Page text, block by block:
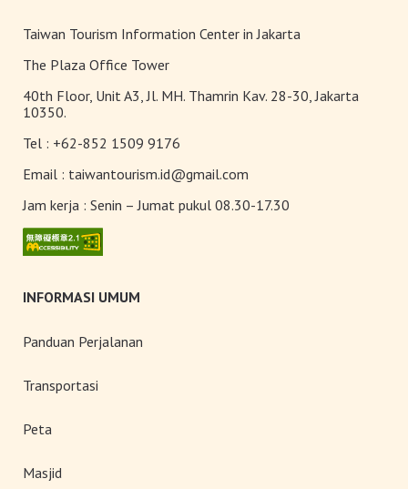
dengan Keindahan yang Mekar
Terangi Musim Semi Anda:
Tampil Memukau di Chiayi
Toserba Wisatawan” kini hadir di
7.200 kios ibon 7-ELEVEN di
Taiwan Tourism Information Center in Jakarta
The Plaza Office Tower
40th Floor, Unit A3, Jl. MH. Thamrin Kav. 28-30, Jakarta
10350.
Tel : +62-852 1509 9176
Email : taiwantourism.id@gmail.com
Jam kerja : Senin – Jumat pukul 08.30-17.30
INFORMASI UMUM
Panduan Perjalanan
Transportasi
Peta
Masjid